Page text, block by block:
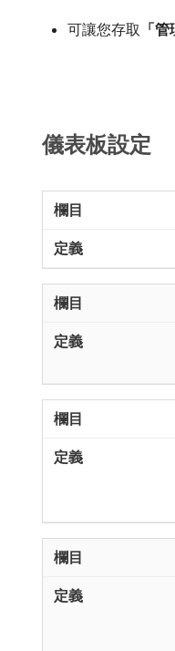
可讓您存取​ 「
儀表板設定